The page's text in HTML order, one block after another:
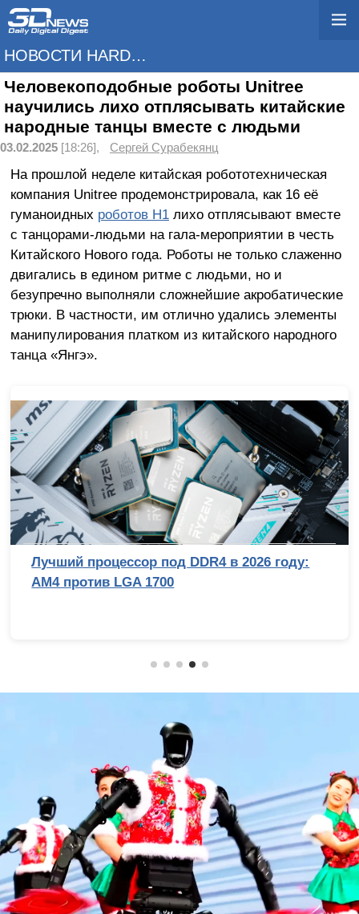
НОВОСТИ HARDWARE
Человекоподобные роботы Unitree
научились лихо отплясывать китайские
народные танцы вместе с людьми
03.02.2025 [18:26], Сергей Сурабекянц
На прошлой неделе китайская робототехническая
компания Unitree продемонстрировала, как 16 её
гуманоидных роботов H1лихо отплясывают вместе
с танцорами-людьми на гала-мероприятии в честь
Китайского Нового года. Роботы не только слаженно
двигались в едином ритме с людьми, но и
безупречно выполняли сложнейшие акробатические
трюки. В частности, им отлично удались элементы
манипулирования платком из китайского народного
танца «Янгэ».
Лучший процессор под DDR4 в 2026 году:
AM4 против LGA 1700